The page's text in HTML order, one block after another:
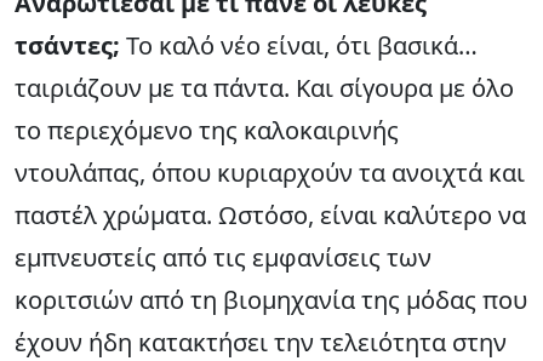
τσάντες; Το καλό νέο είναι, ότι βασικά…
ταιριάζουν με τα πάντα. Και σίγουρα με όλο
το περιεχόμενο της καλοκαιρινής
ντουλάπας, όπου κυριαρχούν τα ανοιχτά και
παστέλ χρώματα. Ωστόσο, είναι καλύτερο να
εμπνευστείς από τις εμφανίσεις των
κοριτσιών από τη βιομηχανία της μόδας που
έχουν ήδη κατακτήσει την τελειότητα στην